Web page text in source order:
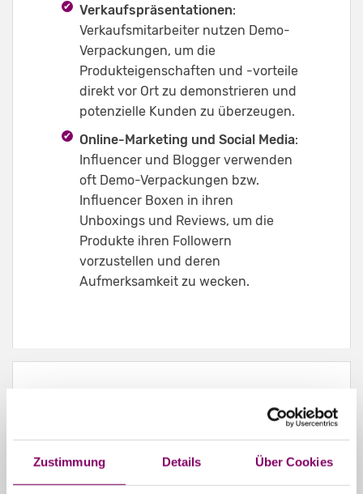
Zustimmung Details Über Cookies
Verkaufspräsentationen:
Verkaufsmitarbeiter nutzen Demo-
Verpackungen, um die
Produkteigenschaften und -vorteile
direkt vor Ort zu demonstrieren und
potenzielle Kunden zu überzeugen.
Online-Marketing und Social Media:
Influencer und Blogger verwenden
oft Demo-Verpackungen bzw.
Influencer Boxen in ihren
Unboxings und Reviews, um die
Produkte ihren Followern
vorzustellen und deren
Aufmerksamkeit zu wecken.